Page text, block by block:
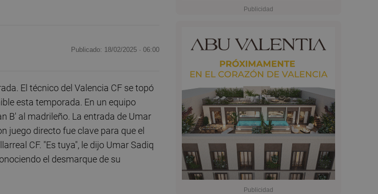
Publicado: 18/02/2025 · 06:00
El técnico del Valencia CF se topó
esta temporada. En un equipo
B' al madrileño. La entrada de Umar
juego directo fue clave para que el
CF. "Es tuya", le dijo Umar Sadiq
el desmarque de su